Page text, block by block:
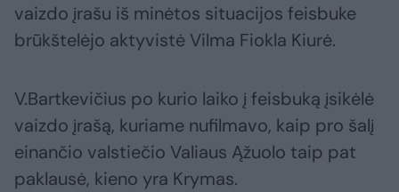
vaizdo įrašu iš minėtos situacijos feisbuke
brūkštelėjo aktyvistė Vilma Fiokla Kiurė.
V.Bartkevičius po kurio laiko į feisbuką įsikėlė
vaizdo įrašą, kuriame nufilmavo, kaip pro šalį
einančio valstiečio Valiaus Ąžuolo taip pat
paklausė, kieno yra Krymas.